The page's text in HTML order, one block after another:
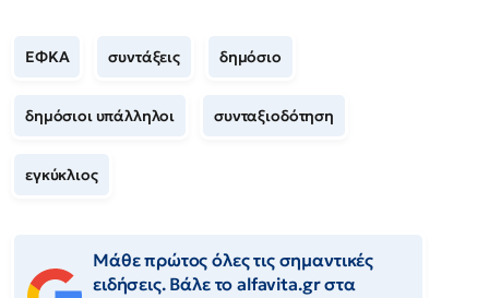
ΕΦΚΑ συντάξεις δημόσιο
δημόσιοι υπάλληλοι συνταξιοδότηση
εγκύκλιος
Μάθε πρώτος όλες τις σημαντικές
ειδήσεις. Βάλε το alfavita.gr στα